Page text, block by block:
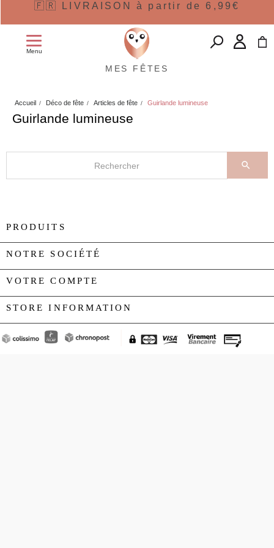
🇫🇷 LIVRAISON à partir de 6,99€
Menu
MES FÊTES
Accueil Déco de fête Articles de fête Guirlande lumineuse
Guirlande lumineuse

PRODUITS
NOTRE SOCIÉTÉ
VOTRE COMPTE
STORE INFORMATION